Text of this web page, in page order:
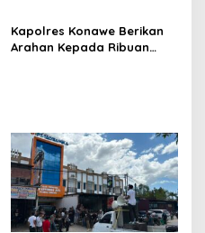
Kegiatan Utsawa Dharma
Gita
Kapolres Konawe Berikan
Arahan Kepada Ribuan